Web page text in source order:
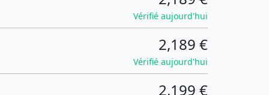
Vérifié aujourd'hui
2,189 €
Vérifié aujourd'hui
2,199 €